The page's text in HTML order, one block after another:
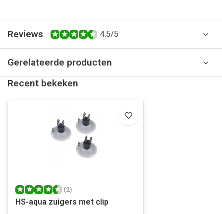
Reviews 4.5/5
Gerelateerde producten
Recent bekeken
(2)
HS-aqua zuigers met clip